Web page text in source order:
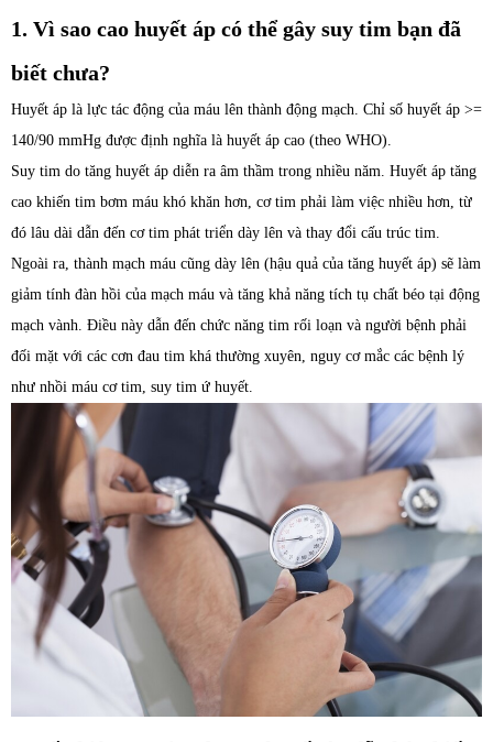
1. Vì sao cao huyết áp có thể gây suy tim bạn đã
biết chưa?
Huyết áp là lực tác động của máu lên thành động mạch. Chỉ số huyết áp >=
140/90 mmHg được định nghĩa là huyết áp cao (theo WHO).
Suy tim do tăng huyết áp diễn ra âm thầm trong nhiều năm. Huyết áp tăng
cao khiến tim bơm máu khó khăn hơn, cơ tim phải làm việc nhiều hơn, từ
đó lâu dài dẫn đến cơ tim phát triển dày lên và thay đổi cấu trúc tim.
Ngoài ra, thành mạch máu cũng dày lên (hậu quả của tăng huyết áp) sẽ làm
giảm tính đàn hồi của mạch máu và tăng khả năng tích tụ chất béo tại động
mạch vành. Điều này dẫn đến chức năng tim rối loạn và người bệnh phải
đối mặt với các cơn đau tim khá thường xuyên, nguy cơ mắc các bệnh lý
như nhồi máu cơ tim, suy tim ứ huyết.